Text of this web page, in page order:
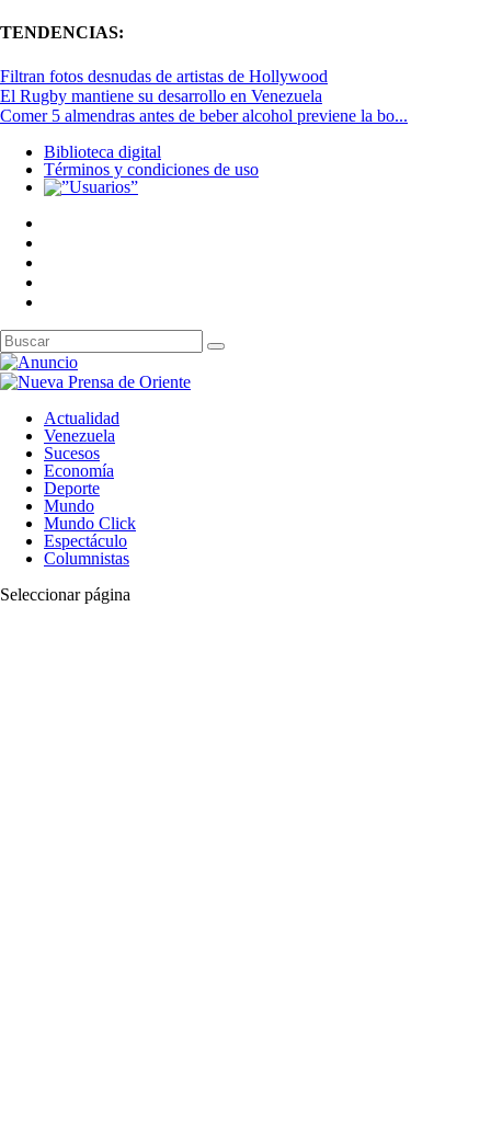
TENDENCIAS:
Filtran fotos desnudas de artistas de Hollywood
El Rugby mantiene su desarrollo en Venezuela
Comer 5 almendras antes de beber alcohol previene la bo...
Biblioteca digital
Términos y condiciones de uso
Actualidad
Venezuela
Sucesos
Economía
Deporte
Mundo
Mundo Click
Espectáculo
Columnistas
Seleccionar página